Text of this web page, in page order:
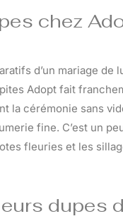
chez
d’un mariage de
Adopt fait
la cérémonie sans
fine. C’est un
fleuries et les
dupes